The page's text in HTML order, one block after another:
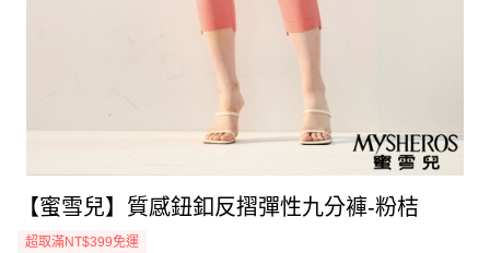
【蜜雪兒】質感鈕釦反摺彈性九分褲-粉桔
超取滿NT$399免運